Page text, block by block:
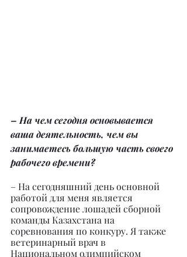
– На чем сегодня основывается
ваша деятельность, чем вы
занимаетесь большую часть своего
рабочего времени?
– На сегодняшний день основной
работой для меня является
сопровождение лошадей сборной
команды Казахстана на
соревнования по конкуру. Я также
ветеринарный врач в
Национальном олимпийском